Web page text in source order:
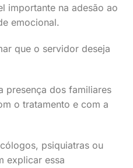
importante na adesão ao
emocional.
que o servidor deseja
presença dos familiares
o tratamento e com a
psiquiatras ou
explicar essa